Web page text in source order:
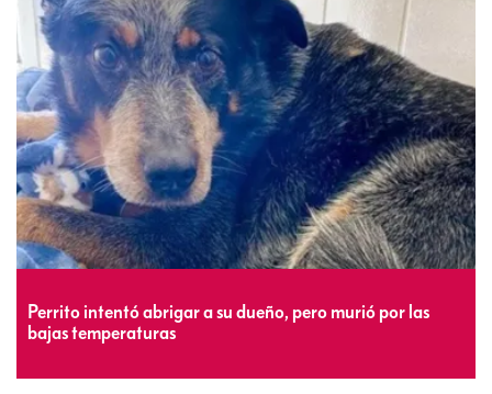
Perrito intentó abrigar a su dueño, pero murió por las
bajas temperaturas